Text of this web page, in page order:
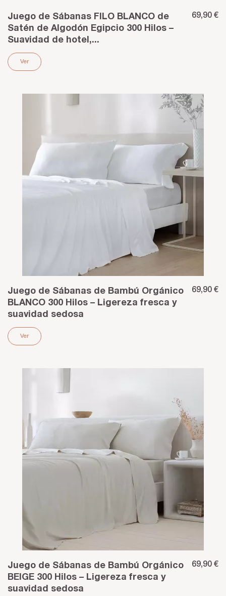
Juego de Sábanas FILO BLANCO de
Satén de Algodón Egipcio 300 Hilos –
Suavidad de hotel,...
69,90 €
Ver
Juego de Sábanas de Bambú Orgánico
BLANCO 300 Hilos – Ligereza fresca y
suavidad sedosa
69,90 €
Ver
Juego de Sábanas de Bambú Orgánico
BEIGE 300 Hilos – Ligereza fresca y
suavidad sedosa
69,90 €